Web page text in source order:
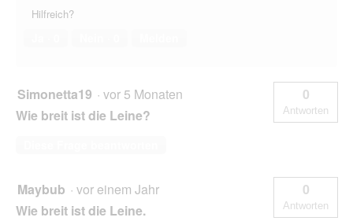
Hilfreich?
Simonetta19 · vor 5 Monaten
Wie breit ist die Leine?
0
Antworten
Maybub · vor einem Jahr
Wie breit ist die Leine.
0
Antworten